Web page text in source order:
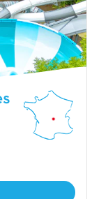
Auvergne